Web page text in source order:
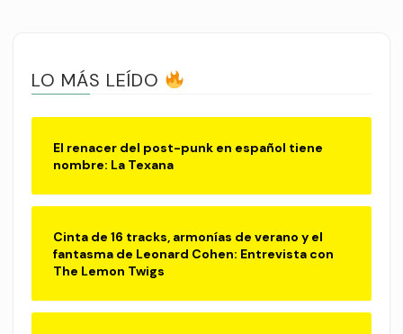
LO MÁS LEÍDO
El renacer del post-punk en español tiene
nombre: La Texana
Cinta de 16 tracks, armonías de verano y el
fantasma de Leonard Cohen: Entrevista con
The Lemon Twigs